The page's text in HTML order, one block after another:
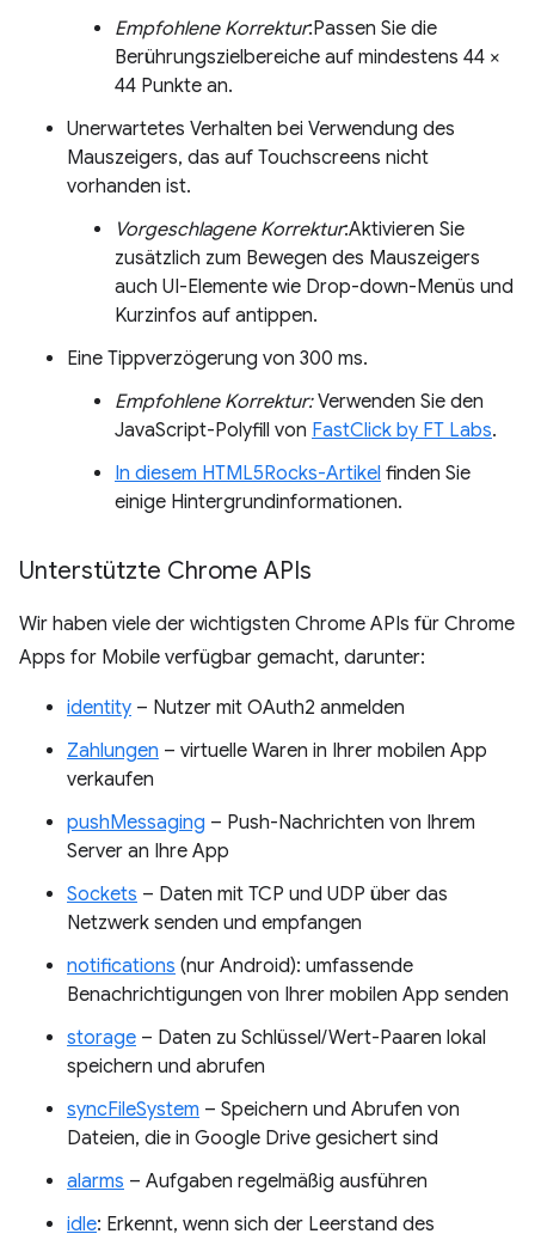
Empfohlene Korrektur:Passen Sie die
Berührungszielbereiche auf mindestens 44 ×
44 Punkte an.
Unerwartetes Verhalten bei Verwendung des
Mauszeigers, das auf Touchscreens nicht
vorhanden ist.
Vorgeschlagene Korrektur:Aktivieren Sie
zusätzlich zum Bewegen des Mauszeigers
auch UI-Elemente wie Drop-down-Menüs und
Kurzinfos auf antippen.
Eine Tippverzögerung von 300 ms.
Empfohlene Korrektur:Verwenden Sie den
JavaScript-Polyfill von FastClick by FT Labs.
In diesem HTML5Rocks-Artikel finden Sie
einige Hintergrundinformationen.
Unterstützte Chrome APIs
Wir haben viele der wichtigsten Chrome APIs für Chrome
Apps for Mobile verfügbar gemacht, darunter:
identity – Nutzer mit OAuth2 anmelden
Zahlungen – virtuelle Waren in Ihrer mobilen App
verkaufen
pushMessaging – Push-Nachrichten von Ihrem
Server an Ihre App
Sockets – Daten mit TCP und UDP über das
Netzwerk senden und empfangen
notifications (nur Android): umfassende
Benachrichtigungen von Ihrer mobilen App senden
storage – Daten zu Schlüssel/Wert-Paaren lokal
speichern und abrufen
syncFileSystem – Speichern und Abrufen von
Dateien, die in Google Drive gesichert sind
alarms – Aufgaben regelmäßig ausführen
idle: Erkennt, wenn sich der Leerstand des